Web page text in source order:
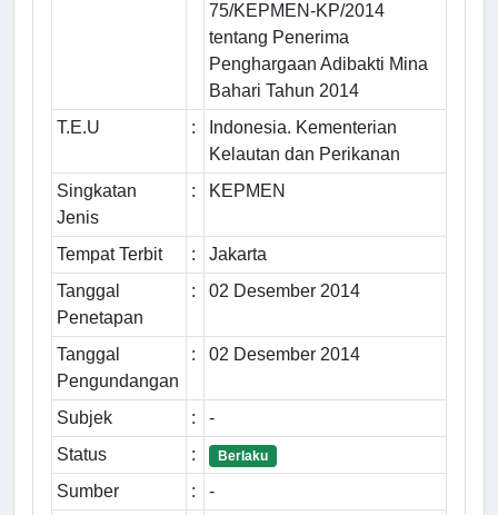
75/KEPMEN-KP/2014
tentang Penerima
Penghargaan Adibakti Mina
Bahari Tahun 2014
T.E.U
:
Indonesia. Kementerian
Kelautan dan Perikanan
Singkatan
Jenis
: KEPMEN
Tempat Terbit :
Jakarta
Tanggal
Penetapan
: 02 Desember 2014
Tanggal
Pengundangan
: 02 Desember 2014
Subjek :
-
Status
: Berlaku
Sumber : -